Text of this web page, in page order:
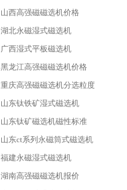
山西高强磁磁选机价格
湖北永磁湿式磁选机
广西湿式平板磁选机
黑龙江高强磁磁选机价格
重庆高强磁磁选机分选粒度
山东钛铁矿湿式磁选机
山东钛矿磁选机磁性标准
山东ct系列永磁筒式磁选机
福建永磁湿式磁选机
湖南高强磁磁选机报价